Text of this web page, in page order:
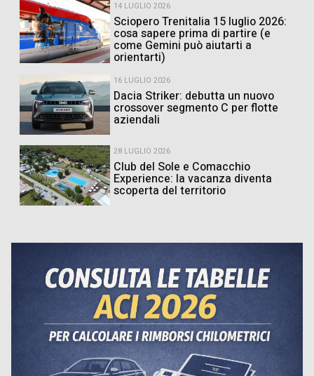
14 LUGLIO 2026
Sciopero Trenitalia 15 luglio 2026:
cosa sapere prima di partire (e
come Gemini può aiutarti a
orientarti)
16 LUGLIO 2026
Dacia Striker: debutta un nuovo
crossover segmento C per flotte
aziendali
28 LUGLIO 2026
Club del Sole e Comacchio
Experience: la vacanza diventa
scoperta del territorio